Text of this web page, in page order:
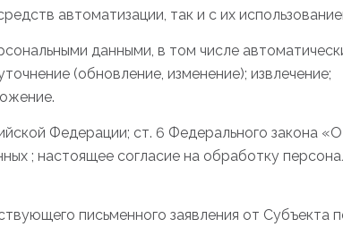
автоматизации, так и с их
данными, в том числе
(обновление, изменение); извлечение;
Федерации; ст. 6 Федерального закона «О
; настоящее согласие на обработку
письменного заявления от Субъекта